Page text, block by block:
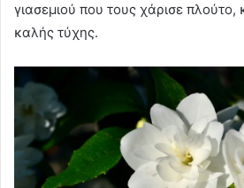
γιασεμιού που τους χάρισε
καλής τύχης.